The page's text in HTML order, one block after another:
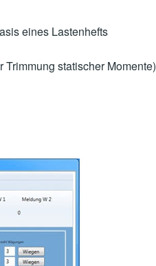
eines Lastenhefts
statischer Momente)